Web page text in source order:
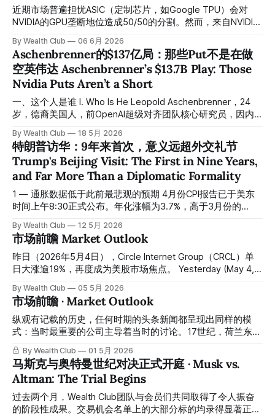
近期市场普遍担忧ASIC（定制芯片，如Google TPU）会对
NVIDIA的GPU垄断地位造成50/50的分割。然而，来自NVIDIA
在成本上具有竞争力（约1500-2000 token/秒），但NVIDIA
H100在优化配置下可达2000-3500 token/秒，性能优势达
25%-133%。更关键的是，市场分割更可能呈现80/20或70/30
格局，大幅倾斜于NVIDIA。TPU的优势仅限于简单推理任务
（如图像生成），而复杂、高吞吐工作负载仍然依赖NVIDIA芯
片。Google为推动TPU采用已向客户提供显著折扣，这本身
反映了市场权力失衡。 Recent market concerns over ASIC
chips (custom silicon like Google TPU) creating a 50/50
split in the
By Wealth Club 06 6月 2026
Aschenbrenner的$137亿局：那些Put不是在做
空英伟达 Aschenbrenner’s $13.7B Play: Those
Nvidia Puts Aren’t a Short
一、这个人是谁 I. Who Is He Leopold Aschenbrenner，24
岁，德裔美国人，前OpenAI超级对齐团队核心研究员，因内
Situational Awareness LP。他于2024年6月发布长达165页的
研究报告《情景感知：下一个十年最重要的事》，预言AGI将
于2027年前后到来，并将重塑整个经济体系的权力结构。
Leopold Aschenbrenner is a 24-year-old German-American,
a former core researcher on OpenAI’s Superalignment team
who was dismissed after leaking internal safety concerns.
He founded hedge fund
By Wealth Club 18 5月 2026
特朗普访华：9年来首次，意义远超外交礼节
Trump's Beijing Visit: The First in Nine Years,
and Far More Than a Diplomatic Formality
1 — 通胀数据低于此前最悲观的预期 4月份CPI报告已于美东
时间上午8:30正式公布。年化涨幅为3.7%，高于3月份的
注的问题是：核心通胀是否会逐渐渗透进更广泛的资产组合。
经济学家已经开始警告二阶效应的传导链条：运输成本率先上
涨，随后是食品，最后是其他商品全线跟进。这一次，没有什
么出乎意料的。真正的挑战在于美联储的僵持态度。现阶段建
Inflation Data Comes in Below the Most Pessimistic
Expectations The April CPI report was released at 8:30 a.m.
Eastern Time. The annualised increase came in
By Wealth Club 12 5月 2026
市场前瞻 Market Outlook
昨日（2026年5月4日），Circle Internet Group（CRCL）单
日大涨逾19%，再度成为美股市场焦点。 Yesterday (May 4,
in a single session, once again becoming one of the most
talked-about names in the U.S. equity market. 早在2月份，
团队已将 CRCL 纳入核心持仓名单，并于短期低位发出买入讯
号。整体录得显著回报，恭喜跟随「交易机会」操作的会员
By Wealth Club 05 5月 2026
市场前瞻 · Market Outlook
纵观有记载的历史，任何时期的头条新闻都呈现出同样的模
式：当时最重要的公司主导着当时的讨论。17世纪，荷兰东印
度公司控制着贸易路线、货币和整个政府。19世纪末，标准石
油公司和铁路公司——卡内基、洛克菲勒、范德比尔特——引
发了与今天特斯拉和马斯克一样的愤怒、同样的痴迷和同样的
铺天盖地的报道。上世纪之交，美国钢铁公司是历史上第一家
市值十亿美元的公司，其统治地位似乎不可撼动。大萧条时
期，IBM是少数几家在其他公司纷纷倒闭时仍能保持增长的公
By Wealth Club 01 5月 2026
马斯克与奥特曼世纪对决正式开庭 · Musk vs.
Altman: The Trial Begins
过去两个月，Wealth Club团队与会员们共同取得了令人振奋
的阶段性成果。交易机会名单上的大部分标的均录得显著正收